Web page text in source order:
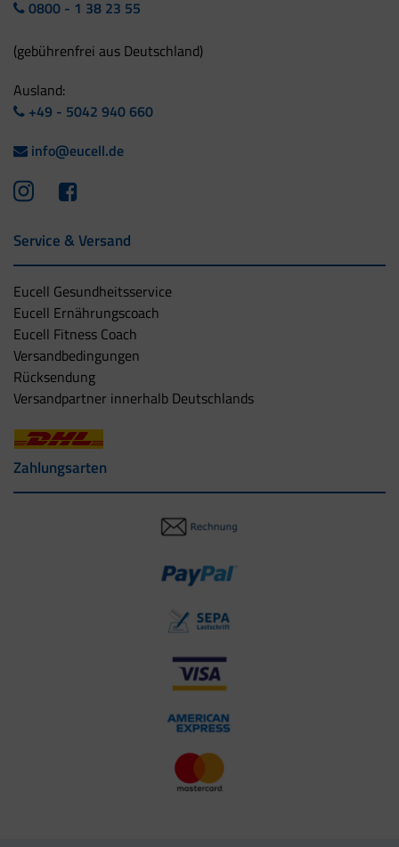
0800 - 1 38 23 55
(gebührenfrei aus Deutschland)
Ausland:
+49 - 5042 940 660
info@eucell.de
Service & Versand
Eucell Gesundheitsservice
Eucell Ernährungscoach
Eucell Fitness Coach
Versandbedingungen
Rücksendung
Versandpartner innerhalb Deutschlands
Zahlungsarten